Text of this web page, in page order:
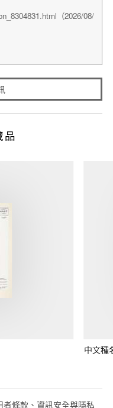
品
中文種
者條款、資訊安全與隱私